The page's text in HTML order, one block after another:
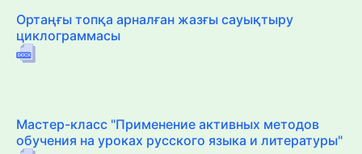
Ортаңғы топқа арналған жазғы сауықтыру
циклограммасы
Мастер-класс "Применение активных методов
обучения на уроках русского языка и литературы"